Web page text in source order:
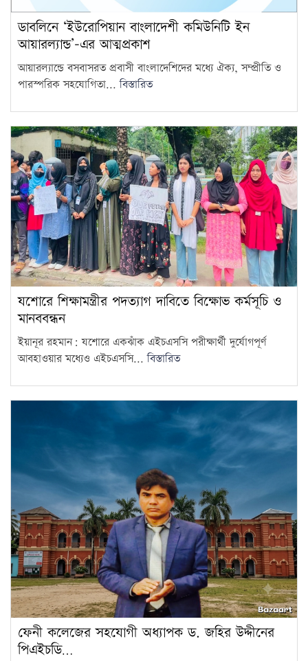
ডাবলিনে ‘ইউরোপিয়ান বাংলাদেশী কমিউনিটি ইন
আয়ারল্যান্ড’-এর আত্মপ্রকাশ
আয়ারল্যান্ডে বসবাসরত প্রবাসী বাংলাদেশিদের মধ্যে ঐক্য, সম্প্রীতি ও
পারস্পরিক সহযোগিতা...বিস্তারিত
যশোরে শিক্ষামন্ত্রীর পদত্যাগ দাবিতে বিক্ষোভ কর্মসূচি ও
মানববন্ধন
ইয়ানূর রহমান: যশোরে একঝাঁক এইচএসসি পরীক্ষার্থী দুর্যোগপূর্ণ
আবহাওয়ার মধ্যেও এইচএসসি...বিস্তারিত
ফেনী কলেজের সহযোগী অধ্যাপক ড. জহির উদ্দীনের
পিএইচডি…